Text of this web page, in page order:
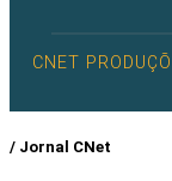
CNET
/ Jornal CNet